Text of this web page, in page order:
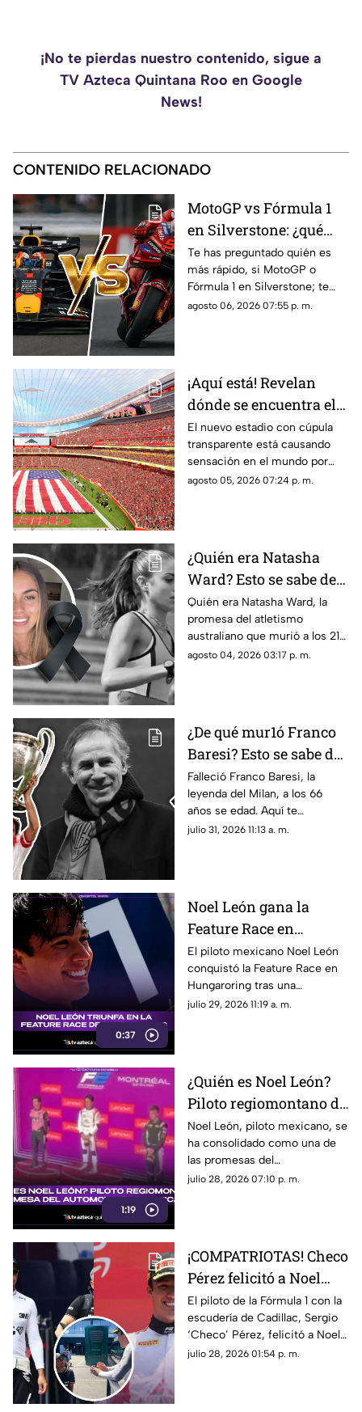
¡No te pierdas nuestro contenido, sigue a
TV Azteca Quintana Roo en Google
News!
CONTENIDO RELACIONADO
MotoGP vs Fórmula 1
en Silverstone: ¿qué
categoría es más rápida
y por cuánto?
Te has preguntado quién es
más rápido, si MotoGP o
Fórmula 1 en Silverstone; te
contamos los horarios del GP
agosto 06, 2026 07:55 p. m.
¡Aquí está! Revelan
dónde se encuentra el
estadio con cúpula
transparente
El nuevo estadio con cúpula
transparente está causando
sensación en el mundo por
cómo luce y aquí te contamos
agosto 05, 2026 07:24 p. m.
¿Quién era Natasha
Ward? Esto se sabe de
la mu3rt3 de la joven
promesa del atletismo
a los 21 años
Quién era Natasha Ward, la
promesa del atletismo
australiano que murió a los 21
años. Conoce su trayectoria,
agosto 04, 2026 03:17 p. m.
¿De qué mur1ó Franco
Baresi? Esto se sabe del
fallecimiento de la
leyenda del Milan a los
66 años de edad
Falleció Franco Baresi, la
leyenda del Milan, a los 66
años se edad. Aquí te
compartimos todos los
julio 31, 2026 11:13 a. m.
0:37
Noel León gana la
Feature Race en
Hungaroring y logra un
triunfo histórico rumbo
al campeonato
El piloto mexicano Noel León
conquistó la Feature Race en
Hungaroring tras una
impecable estrategia de pits y
julio 29, 2026 11:19 a. m.
1:19
¿Quién es Noel León?
Piloto regiomontano de
21 años y promesa del
automovilismo
mexicano con Campos
Racing
Noel León, piloto mexicano, se
ha consolidado como una de
las promesas del
automovilismo nacional al
julio 28, 2026 07:10 p. m.
¡COMPATRIOTAS! Checo
Pérez felicitó a Noel
León por su victoria en
el GP de Hungría; esto
fue lo que dijo el de
Cadillac
El piloto de la Fórmula 1 con la
escudería de Cadillac, Sergio
‘Checo’ Pérez, felicitó a Noel
León luego de su triunfo en el
julio 28, 2026 01:54 p. m.